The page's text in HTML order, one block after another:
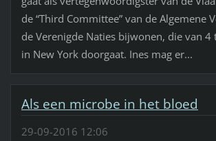
de “Third Committee” van de Algemene
de Verenigde Naties bijwonen, die van
in New York doorgaat. Ines mag er...
Als een microbe in het bloed
29-09-2016 12:06